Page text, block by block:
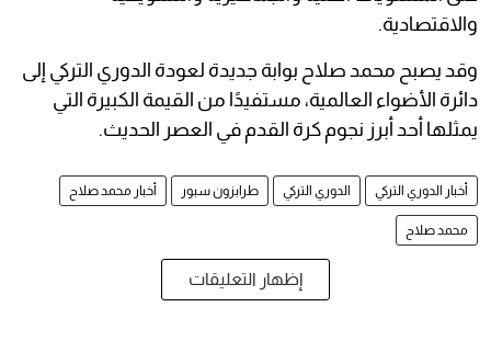
والاقتصادية.
وقد يصبح محمد صلاح بوابة جديدة لعودة الدوري التركي إلى
دائرة الأضواء العالمية، مستفيدًا من القيمة الكبيرة التي
يمثلها أحد أبرز نجوم كرة القدم في العصر الحديث.
أخبار الدوري التركي الدوري التركي طرابزون سبور أخبار محمد صلاح
محمد صلاح
إظهار التعليقات